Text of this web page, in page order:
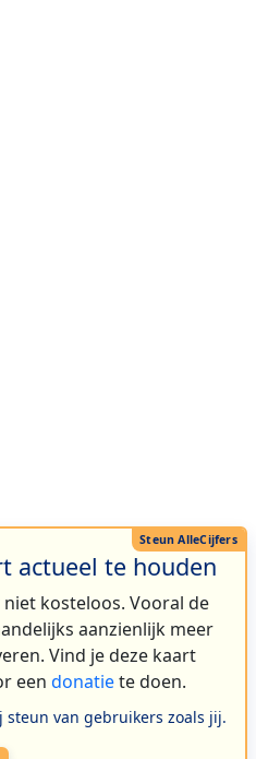
actueel te houden
kosteloos. Vooral de
aanzienlijk meer
Vind je deze kaart
een donatiete doen.
steun van gebruikers zoals jij.